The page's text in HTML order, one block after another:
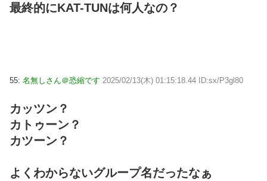
最終的にKAT-TUNは何人なの？
55: 名無しさん＠恐縮です 2025/02/13(木) 01:15:18.44 ID:sx/P3gl80
カッツン？
カトゥーン？
カツーン？
よくわからないグループ名だったなぁ